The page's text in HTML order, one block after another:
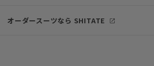
オーダースーツなら SHITATE